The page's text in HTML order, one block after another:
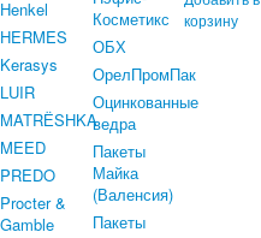
Henkel
HERMES
Kerasys
LUIR
MATRЁSHKA
MEED
PREDO
Procter &
Gamble
Косметикс
ОБХ
ОрелПромПак
Оцинкованные
ведра
Пакеты
Майка
(Валенсия)
Пакеты
корзину